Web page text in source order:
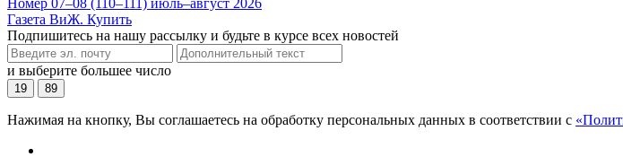
Газета ВиЖ. Купить
Подпишитесь на нашу рассылку и будьте в курсе всех новостей
и выберите большее число
19 89
Нажимая на кнопку, Вы соглашаетесь на обработку персональных данных в соответствии с